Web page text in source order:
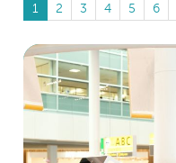
1 2 3 4 5 6